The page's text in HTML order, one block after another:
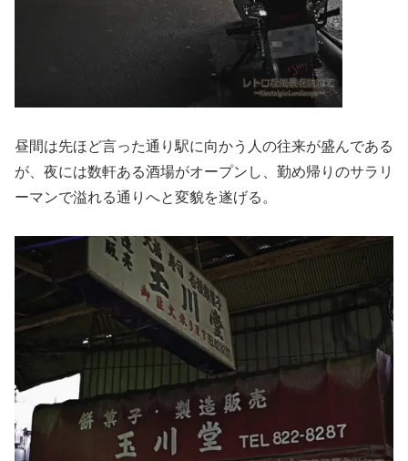
昼間は先ほど言った通り駅に向かう人の往来が盛んである
が、夜には数軒ある酒場がオープンし、勤め帰りのサラリ
ーマンで溢れる通りへと変貌を遂げる。